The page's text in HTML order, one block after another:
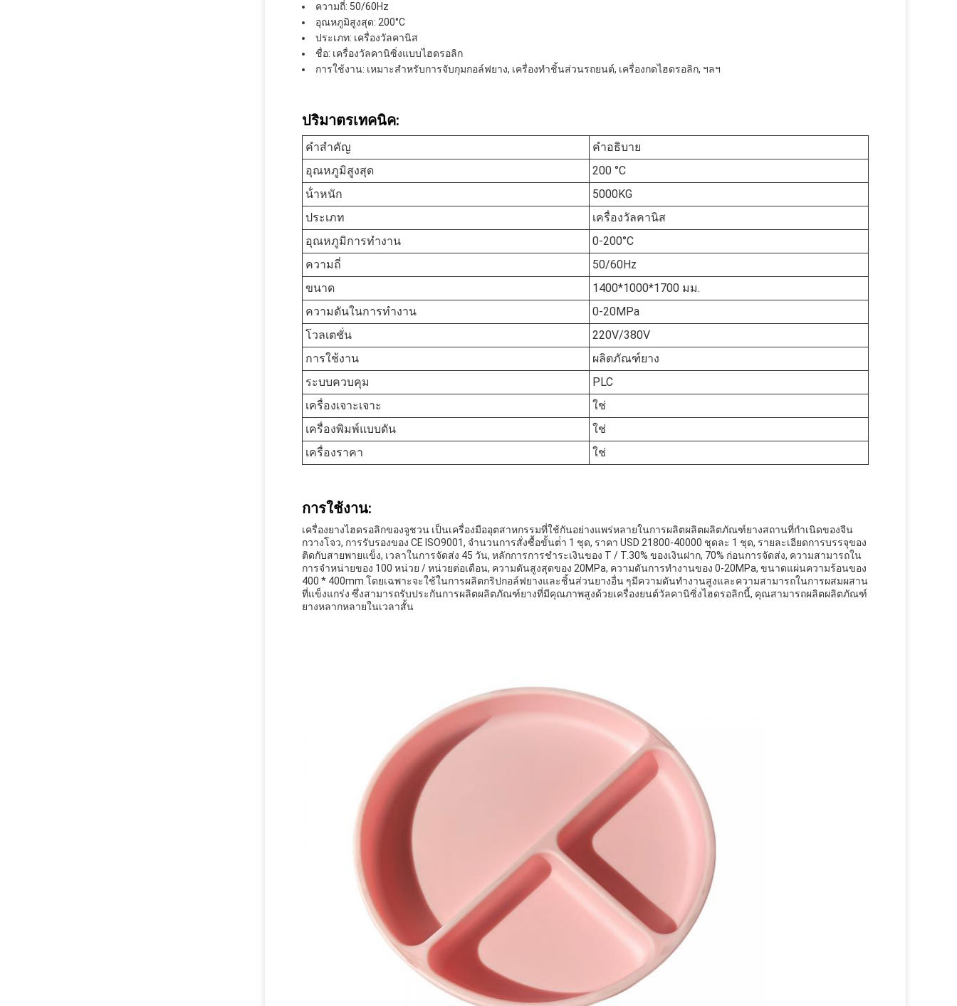
ความถี่: 50/60Hz
อุณหภูมิสูงสุด: 200°C
ประเภท: เครื่องวัลคานิส
ชื่อ: เครื่องวัลคานิซิ่งแบบไฮดรอลิก
การใช้งาน: เหมาะสําหรับการจับกุมกอล์ฟยาง, เครื่องทําชิ้นส่วนรถยนต์, เครื่องกดไฮดรอลิก, ฯลฯ
ปริมาตรเทคนิค:
คําสําคัญ
คําอธิบาย
อุณหภูมิสูงสุด
200 °C
น้ําหนัก
5000KG
ประเภท
เครื่องวัลคานิส
อุณหภูมิการทํางาน
0-200°C
ความถี่
50/60Hz
ขนาด
1400*1000*1700 มม.
ความดันในการทํางาน
0-20MPa
โวลเตชั่น
220V/380V
การใช้งาน
ผลิตภัณฑ์ยาง
ระบบควบคุม
PLC
เครื่องเจาะเจาะ
ใช่
เครื่องพิมพ์แบบดัน
ใช่
เครื่องราคา
ใช่
การใช้งาน:
เครื่องยางไฮดรอลิกของจูชวน เป็นเครื่องมืออุตสาหกรรมที่ใช้กันอย่างแพร่หลายในการผลิตผลิตผลิตภัณฑ์ยางสถานที่กําเนิดของจีน
กวางโจว, การรับรองของ CE ISO9001, จํานวนการสั่งซื้อขั้นต่ํา 1 ชุด, ราคา USD 21800-40000 ชุดละ 1 ชุด, รายละเอียดการบรรจุของ
ติดกับสายพายแข็ง, เวลาในการจัดส่ง 45 วัน, หลักการการชําระเงินของ T / T.30% ของเงินฝาก, 70% ก่อนการจัดส่ง, ความสามารถใน
การจําหน่ายของ 100 หน่วย / หน่วยต่อเดือน, ความดันสูงสุดของ 20MPa, ความดันการทํางานของ 0-20MPa, ขนาดแผ่นความร้อนของ
400 * 400mm.โดยเฉพาะจะใช้ในการผลิตกริปกอล์ฟยางและชิ้นส่วนยางอื่น ๆมีความดันทํางานสูงและความสามารถในการผสมผสาน
ที่แข็งแกร่ง ซึ่งสามารถรับประกันการผลิตผลิตภัณฑ์ยางที่มีคุณภาพสูงด้วยเครื่องยนต์วัลคานิซิ่งไฮดรอลิกนี้, คุณสามารถผลิตผลิตภัณฑ์
ยางหลากหลายในเวลาสั้น